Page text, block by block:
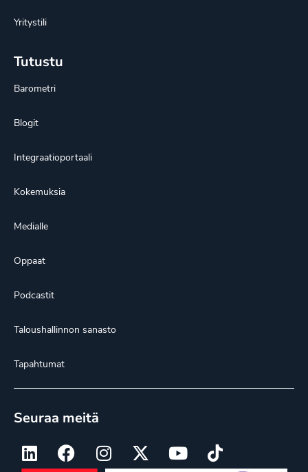
Yritystili
Tutustu
Barometri
Blogit
Integraatioportaali
Kokemuksia
Medialle
Oppaat
Podcastit
Taloushallinnon sanasto
Tapahtumat
Seuraa meitä